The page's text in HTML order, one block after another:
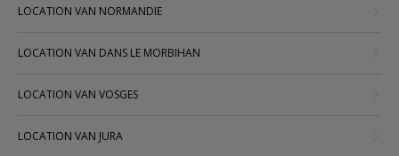
LOCATION VAN NORMANDIE
LOCATION VAN DANS LE MORBIHAN
LOCATION VAN VOSGES
LOCATION VAN JURA